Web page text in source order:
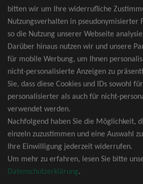
sein, erhalten Sie von
nächst bessere
kostenfrei und völlig
TOP-Events
André Rieu Tickets
David Garrett Tickets
Andrea Berg Tickets
Backstreet Boys Tickets
Unheilig Tickets
Santiano Tickets
bitten wir um Ihre widerrufliche
Nutzungsverhalten in pseudonymisierter
so die Nutzung unserer Webseite
Darüber hinaus nutzen wir und unsere
für mobile Werbung, um Ihnen
nicht-personalisierte Anzeigen zu
Sie, dass diese Cookies und IDs sowohl
personalisierter als auch für nicht-
verwendet werden.
Nachfolgend haben Sie die Möglichkeit,
einzeln zuzustimmen und eine Auswahl
Ihre Einwilligung jederzeit widerrufen.
Um mehr zu erfahren, lesen Sie bitte
Datenschutzerklärung.